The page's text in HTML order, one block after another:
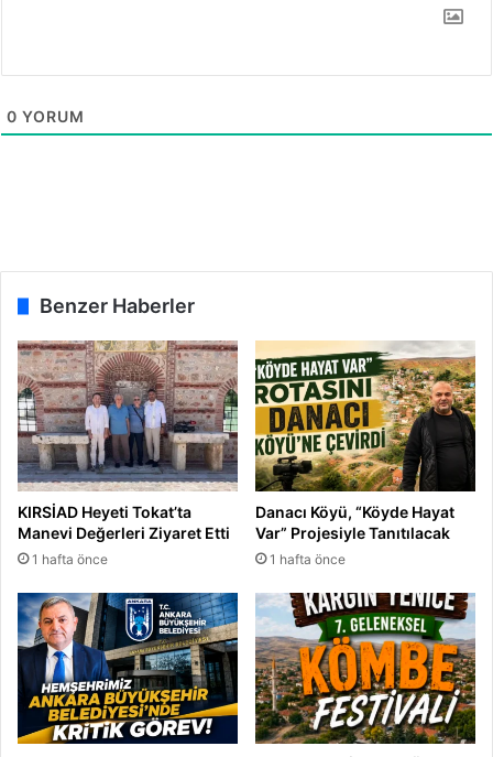
0 YORUM
Benzer Haberler
KIRSİAD Heyeti Tokat’ta
Manevi Değerleri Ziyaret Etti
1 hafta önce
Danacı Köyü, “Köyde Hayat
Var” Projesiyle Tanıtılacak
1 hafta önce